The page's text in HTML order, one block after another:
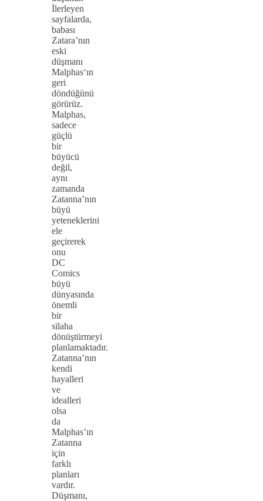
İlerleyen
sayfalarda,
babası
Zatara’nın
eski
düşmanı
Malphas‘ın
geri
döndüğünü
görürüz.
Malphas,
sadece
güçlü
bir
büyücü
değil,
aynı
zamanda
Zatanna’nın
büyü
yeteneklerini
ele
geçirerek
onu
DC
Comics
büyü
dünyasında
önemli
bir
silaha
dönüştürmeyi
planlamaktadır.
Zatanna’nın
kendi
hayalleri
ve
idealleri
olsa
da
Malphas’ın
Zatanna
için
farklı
planları
vardır.
Düşmanı,